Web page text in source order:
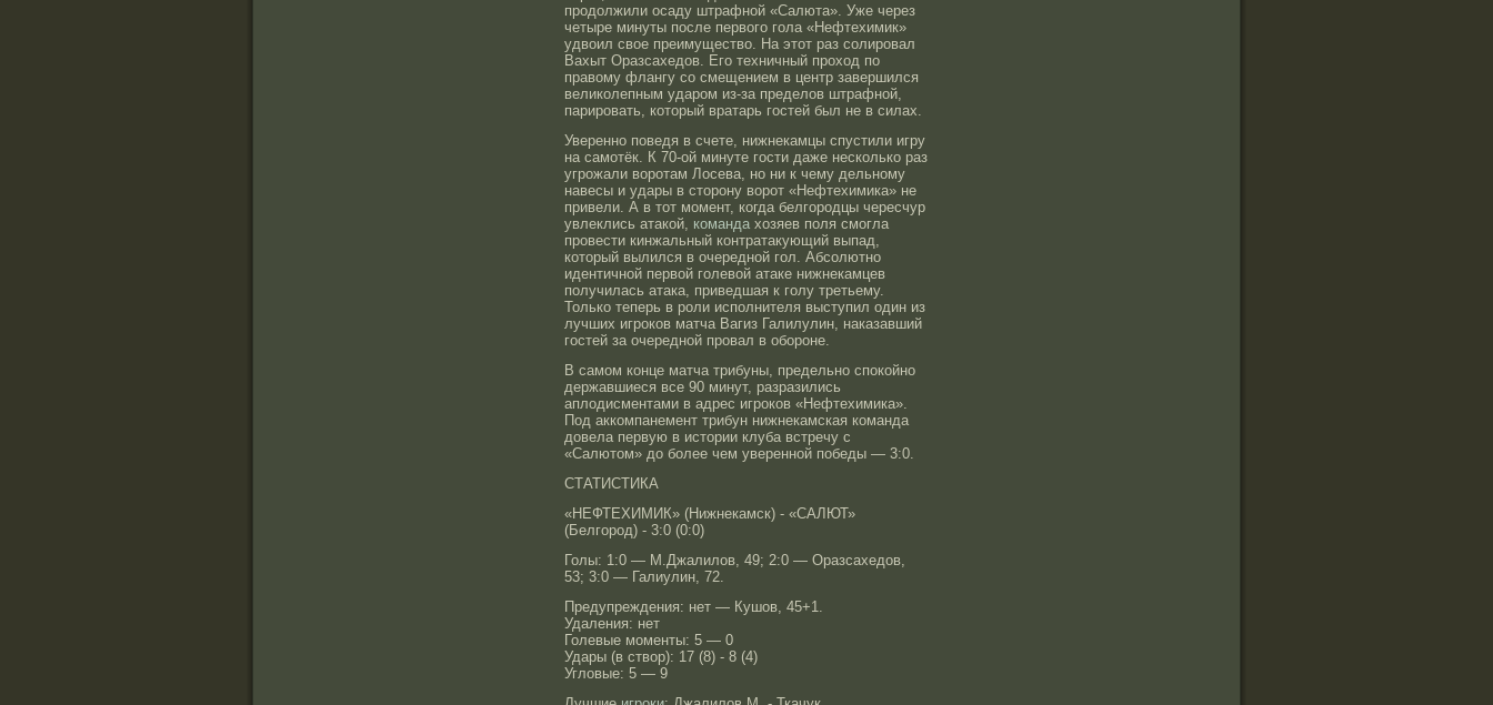
продолжили осаду штрафной «Салюта». Уже через
четыре минуты после первого гола «Нефтехимик»
удвоил свое преимущество. На этот раз солировал
Вахыт Оразсахедов. Его техничный проход по
правому флангу со смещением в центр завершился
великолепным ударом из-за пределов штрафной,
парировать, который вратарь гостей был не в силах.
Уверенно поведя в счете, нижнекамцы спустили игру
на самотёк. К 70-ой минуте гости даже несколько раз
угрожали воротам Лосева, но ни к чему дельному
навесы и удары в сторону ворот «Нефтехимика» не
привели. А в тот момент, когда белгородцы чересчур
увлеклись атакой, команда хозяев поля смогла
провести кинжальный контратакующий выпад,
который вылился в очередной гол. Абсолютно
идентичной первой голевой атаке нижнекамцев
получилась атака, приведшая к голу третьему.
Только теперь в роли исполнителя выступил один из
лучших игроков матча Вагиз Галилулин, наказавший
гостей за очередной провал в обороне.
В самом конце матча трибуны, предельно спокойно
державшиеся все 90 минут, разразились
аплодисментами в адрес игроков «Нефтехимика».
Под аккомпанемент трибун нижнекамская команда
довела первую в истории клуба встречу с
«Салютом» до более чем уверенной победы — 3:0.
СТАТИСТИКА
«НЕФТЕХИМИК» (Нижнекамск) - «САЛЮТ»
(Белгород) - 3:0 (0:0)
Голы: 1:0 — М.Джалилов, 49; 2:0 — Оразсахедов,
53; 3:0 — Галиулин, 72.
Предупреждения: нет — Кушов, 45+1.
Удаления: нет
Голевые моменты: 5 — 0
Удары (в створ): 17 (8) - 8 (4)
Угловые: 5 — 9